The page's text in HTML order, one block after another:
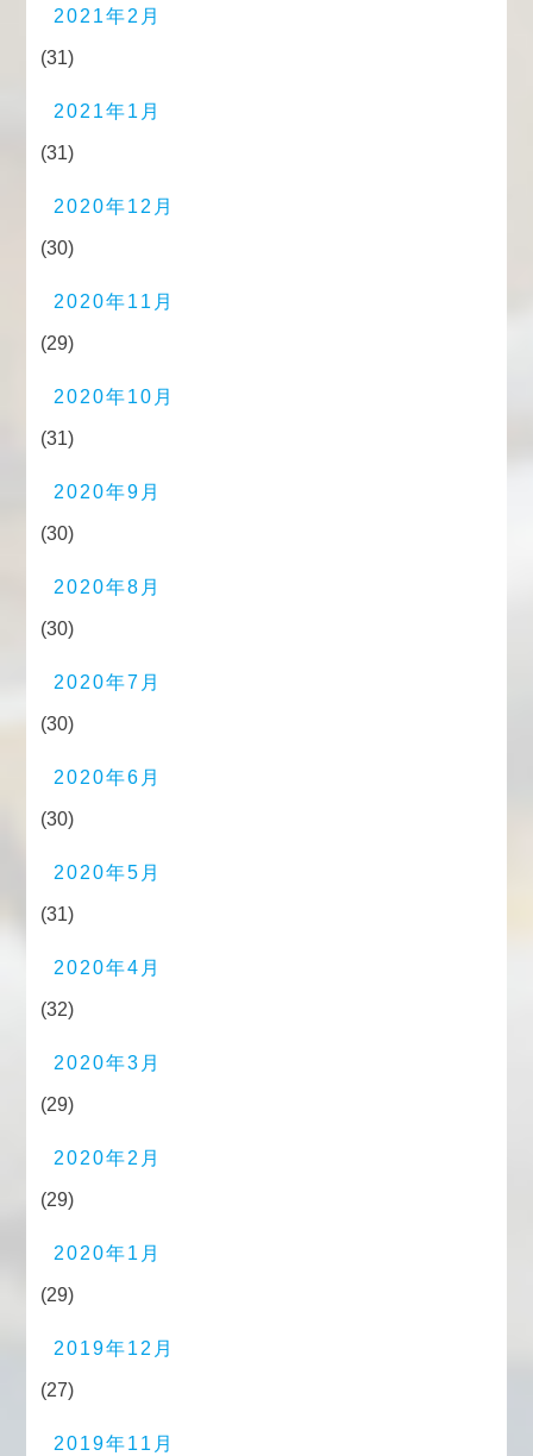
2021年2月
(31)
2021年1月
(31)
2020年12月
(30)
2020年11月
(29)
2020年10月
(31)
2020年9月
(30)
2020年8月
(30)
2020年7月
(30)
2020年6月
(30)
2020年5月
(31)
2020年4月
(32)
2020年3月
(29)
2020年2月
(29)
2020年1月
(29)
2019年12月
(27)
2019年11月